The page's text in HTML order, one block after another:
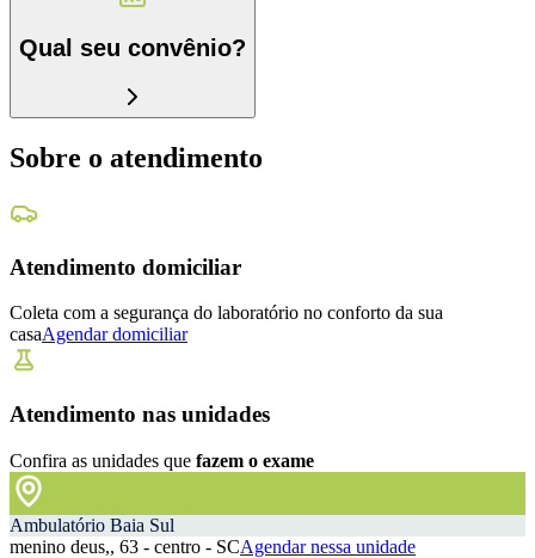
Qual seu convênio?
Sobre o atendimento
Atendimento domiciliar
Coleta com a segurança do laboratório no conforto da sua
casaAgendar domiciliar
Atendimento nas unidades
Confira as unidades que fazem o exame
Ambulatório Baia Sul
menino deus,, 63 - centro - SCAgendar nessa unidade